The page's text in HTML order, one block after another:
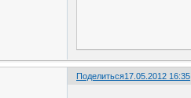
Поделиться17.05.2012 16:35